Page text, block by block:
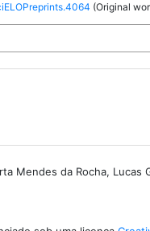
(Original
Mendes da Rocha, Lucas